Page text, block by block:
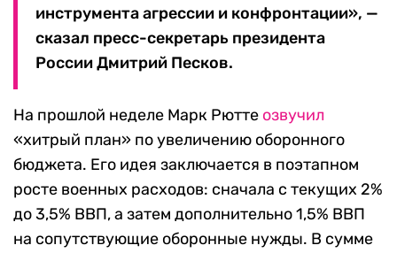
инструмента агрессии и конфронтации», —
сказал пресс-секретарь президента
России Дмитрий Песков.
На прошлой неделе Марк Рютте озвучил
«хитрый план» по увеличению оборонного
бюджета. Его идея заключается в поэтапном
росте военных расходов: сначала с текущих 2%
до 3,5% ВВП, а затем дополнительно 1,5% ВВП
на сопутствующие оборонные нужды. В сумме